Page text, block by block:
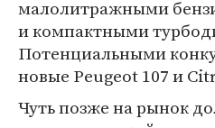
малолитражными
и компактными
Потенциальными
новые Peugeot 107 и
Чуть позже на рынок